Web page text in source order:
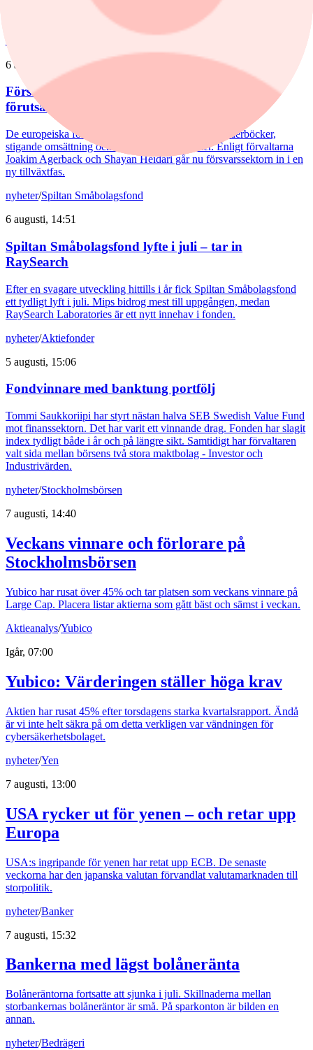
Rapportvinnarna Mips och Troax bidrog till uppgången. I Troax ser
förvaltaren Erik Bertilsson fortsatt stor potential.
6 augusti, 17:03
Försvarsförvaltarna spår ny tillväxtfas: ”Goda
förutsättningar”
De europeiska försvarsbolagen visar rekordstora orderböcker,
stigande omsättning och förbättrade marginaler. Enligt förvaltarna
Joakim Agerback och Shayan Heidari går nu försvarssektorn in i en
ny tillväxtfas.
nyheter/Spiltan Småbolagsfond
6 augusti, 14:51
Spiltan Småbolagsfond lyfte i juli – tar in
RaySearch
Efter en svagare utveckling hittills i år fick Spiltan Småbolagsfond
ett tydligt lyft i juli. Mips bidrog mest till uppgången, medan
RaySearch Laboratories är ett nytt innehav i fonden.
nyheter/Aktiefonder
5 augusti, 15:06
Fondvinnare med banktung portfölj
Tommi Saukkoriipi har styrt nästan halva SEB Swedish Value Fund
mot finanssektorn. Det har varit ett vinnande drag. Fonden har slagit
index tydligt både i år och på längre sikt. Samtidigt har förvaltaren
valt sida mellan börsens två stora maktbolag - Investor och
Industrivärden.
nyheter/Stockholmsbörsen
7 augusti, 14:40
Veckans vinnare och förlorare på
Stockholmsbörsen
Yubico har rusat över 45% och tar platsen som veckans vinnare på
Large Cap. Placera listar aktierna som gått bäst och sämst i veckan.
Aktieanalys/Yubico
Igår, 07:00
Yubico: Värderingen ställer höga krav
Aktien har rusat 45% efter torsdagens starka kvartalsrapport. Ändå
är vi inte helt säkra på om detta verkligen var vändningen för
cybersäkerhetsbolaget.
nyheter/Yen
7 augusti, 13:00
USA rycker ut för yenen – och retar upp
Europa
USA:s ingripande för yenen har retat upp ECB. De senaste
veckorna har den japanska valutan förvandlat valutamarknaden till
storpolitik.
nyheter/Banker
7 augusti, 15:32
Bankerna med lägst bolåneränta
Bolåneräntorna fortsatte att sjunka i juli. Skillnaderna mellan
storbankernas bolåneräntor är små. På sparkonton är bilden en
annan.
nyheter/Bedrägeri